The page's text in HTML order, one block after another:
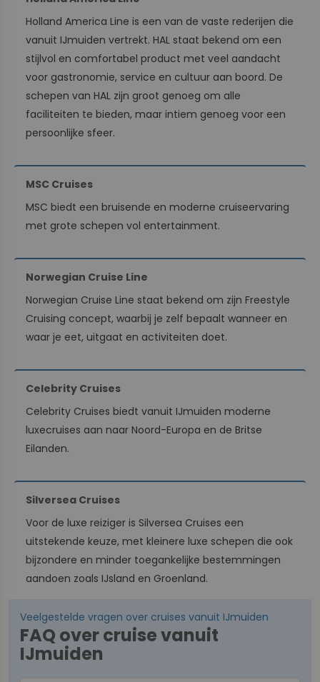
Holland America Line is een van de vaste rederijen die
vanuit IJmuiden vertrekt. HAL staat bekend om een
stijlvol en comfortabel product met veel aandacht
voor gastronomie, service en cultuur aan boord. De
schepen van HAL zijn groot genoeg om alle
faciliteiten te bieden, maar intiem genoeg voor een
persoonlijke sfeer.
MSC Cruises
MSC biedt een bruisende en moderne cruiseervaring
met grote schepen vol entertainment.
Norwegian Cruise Line
Norwegian Cruise Line staat bekend om zijn Freestyle
Cruising concept, waarbij je zelf bepaalt wanneer en
waar je eet, uitgaat en activiteiten doet.
Celebrity Cruises
Celebrity Cruises biedt vanuit IJmuiden moderne
luxecruises aan naar Noord-Europa en de Britse
Eilanden.
Silversea Cruises
Voor de luxe reiziger is Silversea Cruises een
uitstekende keuze, met kleinere luxe schepen die ook
bijzondere en minder toegankelijke bestemmingen
aandoen zoals IJsland en Groenland.
Veelgestelde vragen over cruises vanuit IJmuiden
FAQ over cruise vanuit
IJmuiden